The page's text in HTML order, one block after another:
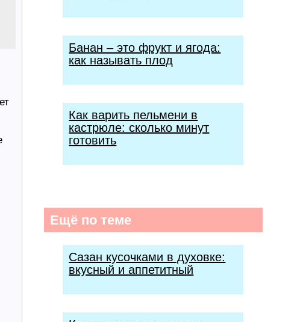
Банан – это фрукт и ягода:
как называть плод
Как варить пельмени в
кастрюле: сколько минут
готовить
Ещё по теме
Сазан кусочками в духовке:
вкусный и аппетитный